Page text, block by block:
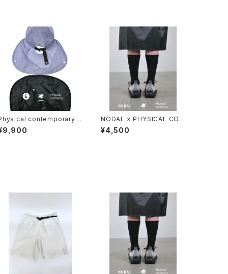
contemporary /
smr cap
NODAL × PHYSICAL CON
TMPRY.
¥4,500